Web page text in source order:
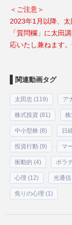
＜ご注意＞
2023年1月以降、太
「質問欄」に太田
応いたし兼ねます
関連動画タグ
太田忠 (119) ア
株式投資 (81)
中小型株 (8) 日
投資行動 (9) マ
衝動的 (4) ボラ
心理 (12) 光通
焦りの心理 (1)